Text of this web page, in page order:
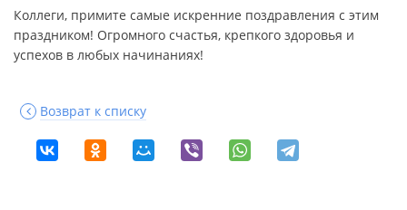
Коллеги, примите самые искренние поздравления с этим
праздником! Огромного счастья, крепкого здоровья и
успехов в любых начинаниях!
Возврат к списку